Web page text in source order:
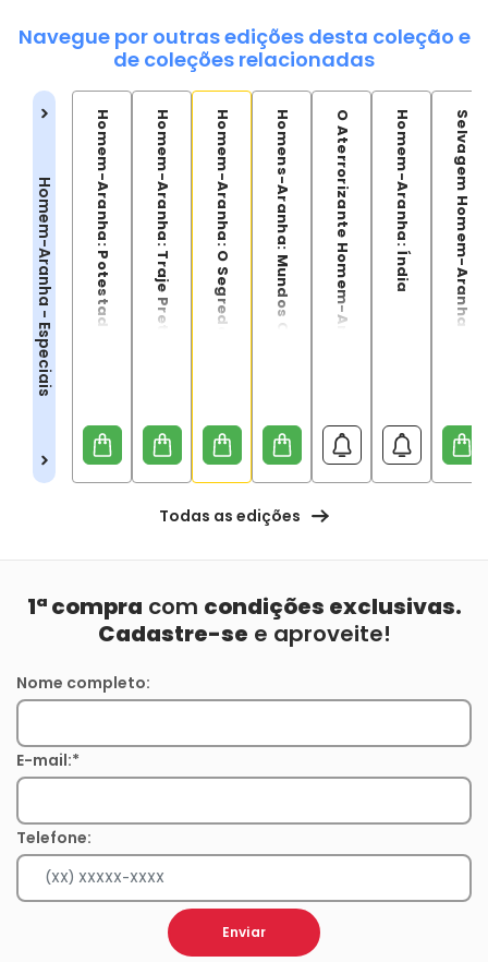
Navegue por outras edições desta coleção e
de coleções relacionadas
Homem-Aranha - Especiais Homem-Aranha: Potestade Homem-Aranha: Traje Preto E SangueHomem-Aranha: O Segredo Do VidroHomens-Aranha: Mundos ColidemO Aterrorizante Homem-Aranha Homem-Aranha: Índia Selvagem Homem-Aranha
Todas as edições